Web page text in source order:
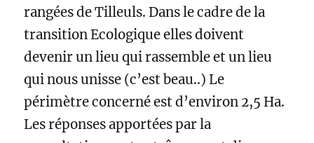
rangées de Tilleuls. Dans le cadre de la
transition Ecologique elles doivent
devenir un lieu qui rassemble et un lieu
qui nous unisse (c’est beau..) Le
périmètre concerné est d’environ 2,5 Ha.
Les réponses apportées par la